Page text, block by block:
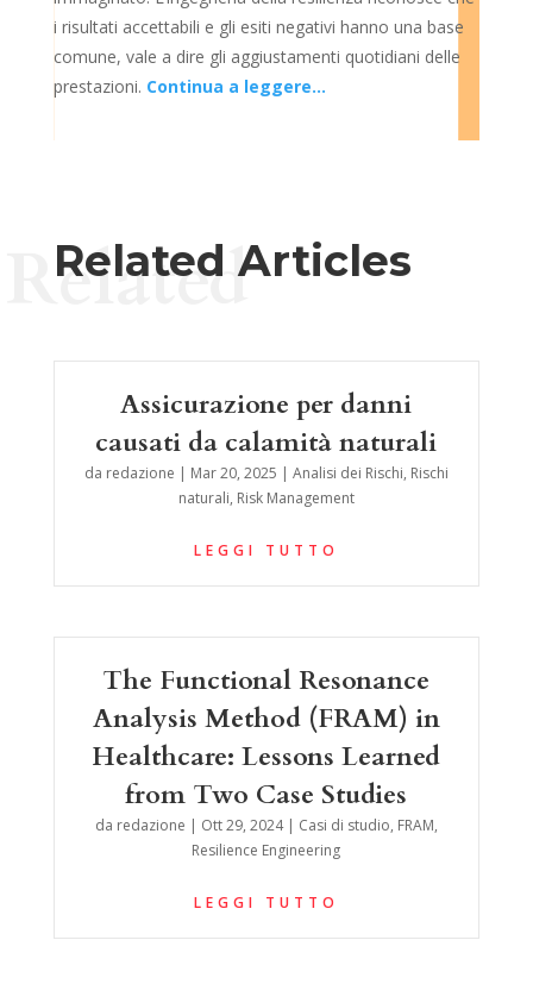
i risultati accettabili e gli esiti negativi hanno una base
comune, vale a dire gli aggiustamenti quotidiani delle
prestazioni. Continua a leggere…
Related Articles
Related
Assicurazione per danni
causati da calamità naturali
da redazione | Mar 20, 2025 | Analisi dei Rischi, Rischi
naturali, Risk Management
LEGGI TUTTO
The Functional Resonance
Analysis Method (FRAM) in
Healthcare: Lessons Learned
from Two Case Studies
da redazione | Ott 29, 2024| Casi di studio, FRAM,
Resilience Engineering
LEGGI TUTTO